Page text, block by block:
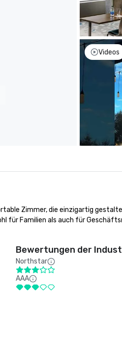
Videos
Zimmer, die einzigartig
für Familien als auch für
Bewertungen der
Northstar
AAA